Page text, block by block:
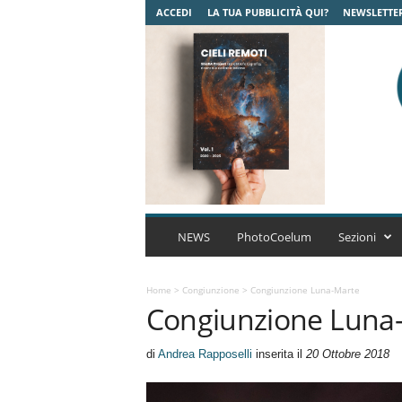
ACCEDI LA TUA PUBBLICITÀ QUI?
C
u
m
r
NEWS PhotoCoelum Sezioni
Home > Congiunzione > Congiunzione Luna-Marte
Congiunzione
di Andrea Rapposelli inserita il 20 Ottobre 2018